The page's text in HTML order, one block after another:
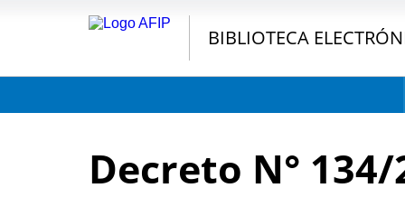
BIBLIOTECA
Decreto N° 134/